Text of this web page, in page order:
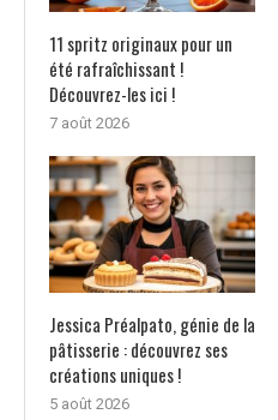
11 spritz originaux pour un
été rafraîchissant !
Découvrez-les ici !
7 août 2026
Jessica Préalpato, génie de la
pâtisserie : découvrez ses
créations uniques !
5 août 2026